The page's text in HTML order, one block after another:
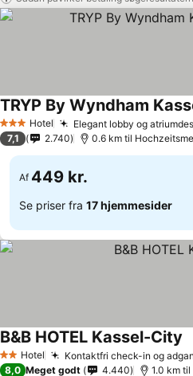
3 StjernerHotel Elegant lobby og
TRYP By Wyndham
7,1 2.740 0.6 km til
Af 449 kr.
Se priser fra 17 hjemmesider
2 Stjerner
Hotel Kontaktfri check-in og
B&B HOTEL Kassel-City
8,0 Meget godt 4.440 1.0 km